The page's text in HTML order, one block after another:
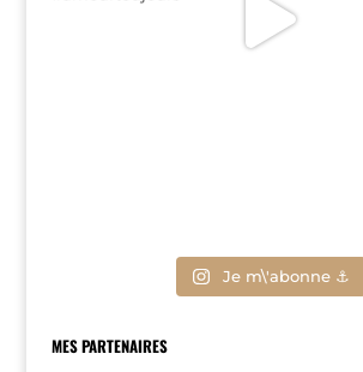
Je m\'abonne ⚓
MES PARTENAIRES